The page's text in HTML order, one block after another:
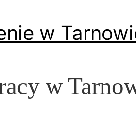
w
w